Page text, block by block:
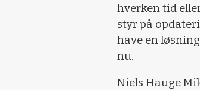
hverken tid
styr på
have en
nu.
Niels Hauge